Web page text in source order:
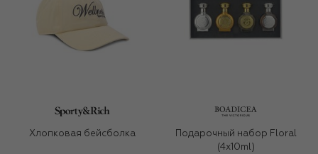
Хлопковая бейсболка
Подарочный набор Floral
(4x10ml)